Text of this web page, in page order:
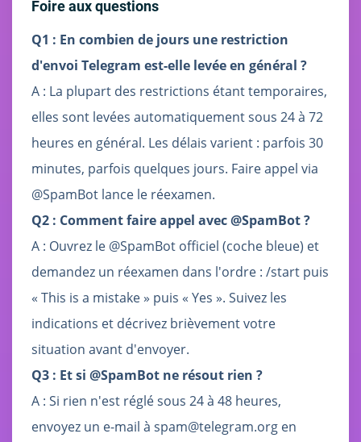
Foire aux questions
Q1 : En combien de jours une restriction
d'envoi Telegram est-elle levée en général ?
A : La plupart des restrictions étant temporaires,
elles sont levées automatiquement sous 24 à 72
heures en général. Les délais varient : parfois 30
minutes, parfois quelques jours. Faire appel via
@SpamBot lance le réexamen.
Q2 : Comment faire appel avec @SpamBot ?
A : Ouvrez le @SpamBot officiel (coche bleue) et
demandez un réexamen dans l'ordre : /start puis
« This is a mistake » puis « Yes ». Suivez les
indications et décrivez brièvement votre
situation avant d'envoyer.
Q3 : Et si @SpamBot ne résout rien ?
A : Si rien n'est réglé sous 24 à 48 heures,
envoyez un e-mail à spam@telegram.org en